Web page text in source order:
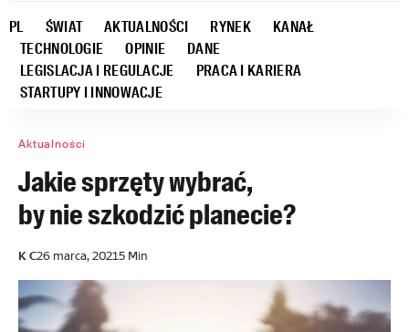
PL ŚWIAT AKTUALNOŚCI RYNEK
KANAŁ
TECHNOLOGIE
OPINIE
DANE
LEGISLACJA I REGULACJE
PRACA I KARIERA
STARTUPY I INNOWACJE
Aktualności
Jakie sprzęty wybrać,
by nie szkodzić planecie?
K C26 marca, 20215 Min